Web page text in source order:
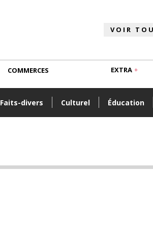
Faits-divers Culturel Éducation
COMMERCES EXTRA